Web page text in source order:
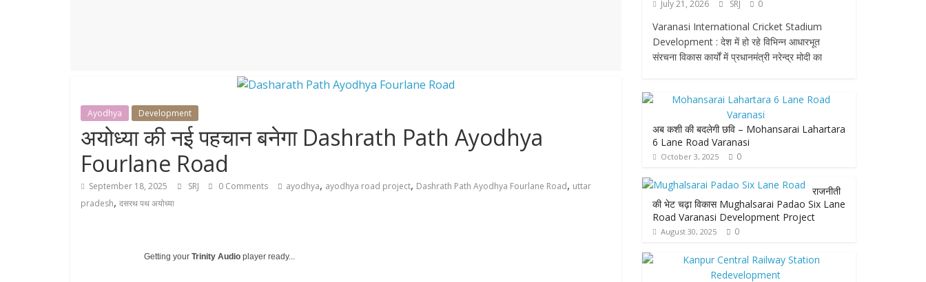
Ayodhya Development
अयोध्या की नई पहचान बनेगा Dashrath Path Ayodhya
Fourlane Road
September 18, 2025 SRJ 0 Comments ayodhya, ayodhya road project, Dashrath Path Ayodhya Fourlane Road, uttar
pradesh, दसरथ पथ अयोध्या
Getting your Trinity Audio player ready...
July 21, 2026 SRJ 0
Varanasi International Cricket Stadium
Development : देश में हो रहे विभिन्न आधारभूत
संरचना विकास कार्यों में प्रधानमंत्री नरेन्द्र मोदी का
अब कशी की बदलेगी छवि – Mohansarai Lahartara
6 Lane Road Varanasi
October 3, 2025 0
राजनीती
की भेट चढ़ा विकास Mughalsarai Padao Six Lane
Road Varanasi Development Project
August 30, 2025 0